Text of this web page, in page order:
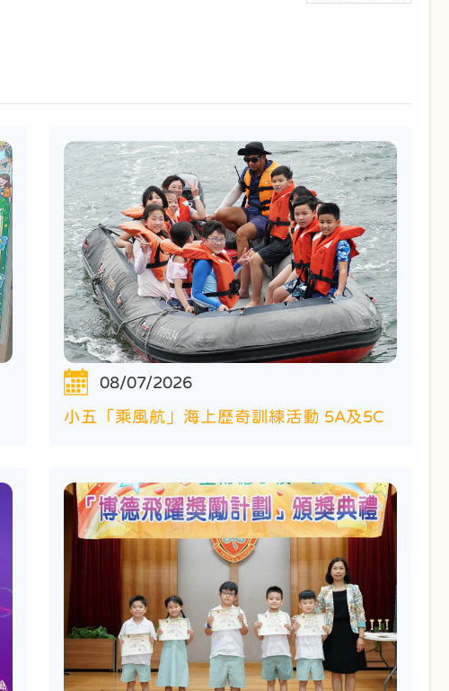
08/07/2026
小五「乘風航」海上歷奇訓練活動 5A及5C